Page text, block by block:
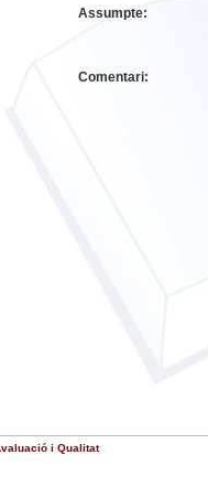
Assumpte:
Comentari:
i Qualitat